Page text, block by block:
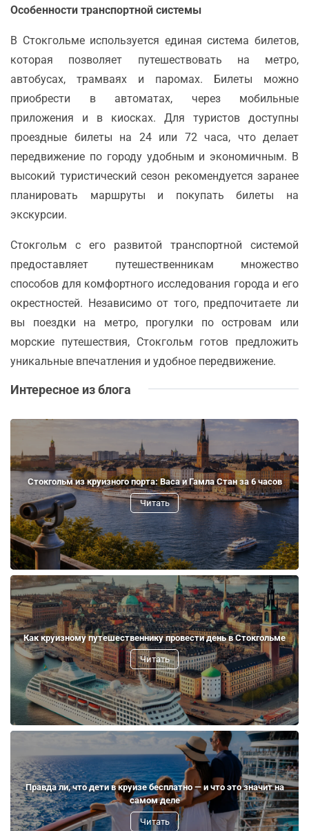
Особенности транспортной системы
В Стокгольме используется единая система билетов,
которая позволяет путешествовать на метро,
автобусах, трамваях и паромах. Билеты можно
приобрести в автоматах, через мобильные
приложения и в киосках. Для туристов доступны
проездные билеты на 24 или 72 часа, что делает
передвижение по городу удобным и экономичным. В
высокий туристический сезон рекомендуется заранее
планировать маршруты и покупать билеты на
экскурсии.
Стокгольм с его развитой транспортной системой
предоставляет путешественникам множество
способов для комфортного исследования города и его
окрестностей. Независимо от того, предпочитаете ли
вы поездки на метро, прогулки по островам или
морские путешествия, Стокгольм готов предложить
уникальные впечатления и удобное передвижение.
Интересное из блога
Стокгольм из круизного порта: Васа и Гамла Стан за 6 часов
Читать
Как круизному путешественнику провести день в Стокгольме
Читать
Правда ли, что дети в круизе бесплатно — и что это значит на
самом деле
Читать